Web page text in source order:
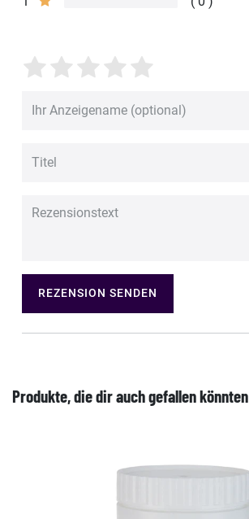
REZENSION SENDEN
Produkte, die dir auch gefallen könnten